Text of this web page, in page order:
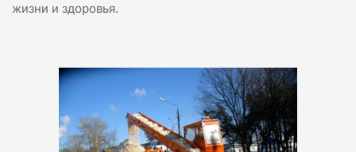
жизни и здоровья.